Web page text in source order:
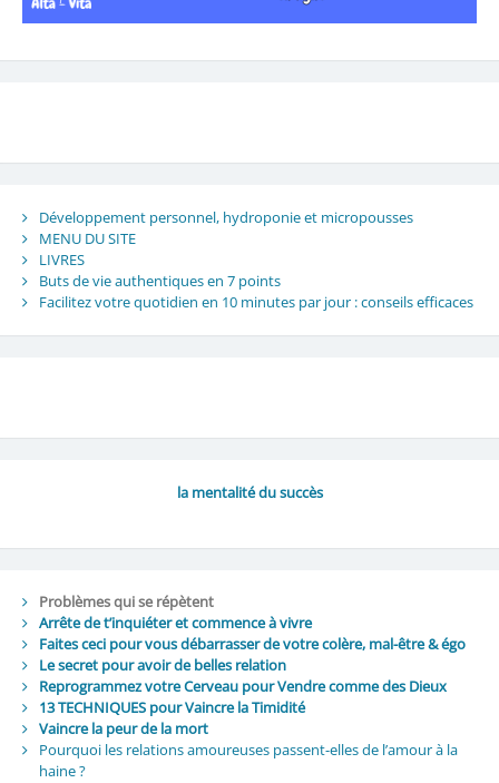
Développement personnel, hydroponie et micropousses
MENU DU SITE
LIVRES
Buts de vie authentiques en 7 points
Facilitez votre quotidien en 10 minutes par jour : conseils efficaces
la mentalité du succès
Problèmes qui se répètent
Arrête de t’inquiéter et commence à vivre
Faites ceci pour vous débarrasser de votre colère, mal-être & égo
Le secret pour avoir de belles relation
Reprogrammez votre Cerveau pour Vendre comme des Dieux
13 TECHNIQUES pour Vaincre la Timidité
Vaincre la peur de la mort
Pourquoi les relations amoureuses passent-elles de l’amour à la
haine ?